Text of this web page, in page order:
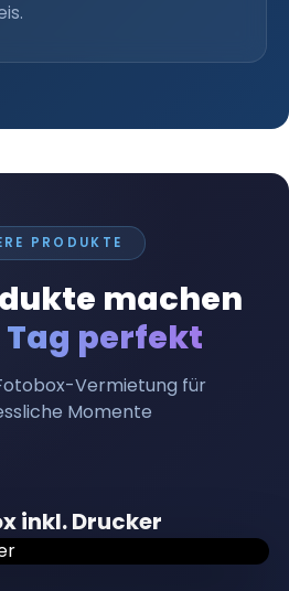
PRODUKTE
machen
Tag perfekt
Vermietung für
Momente
inkl. Drucker